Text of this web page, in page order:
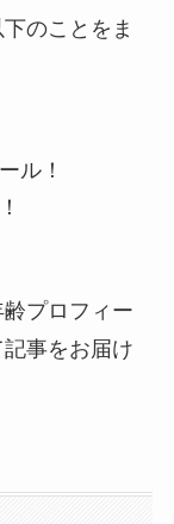
のことをま
ル！
プロフィー
事をお届け